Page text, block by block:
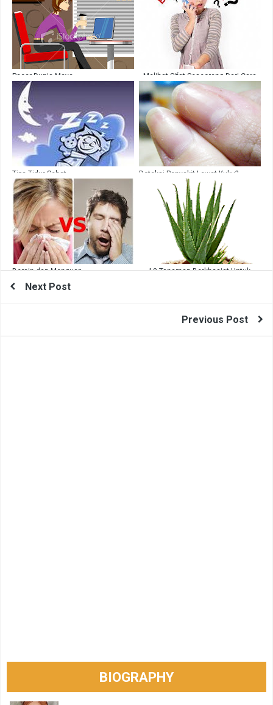
Pacar Dunia Maya
Melihat Sifat Seseorang Dari Cara
Menelpon
Tips Tidur Sehat Deteksi Penyakit Lewat Kuku?
Bersin dan Menguap
10 Tanaman Berkhasiat Untuk
Next Post
Previous Post
BIOGRAPHY